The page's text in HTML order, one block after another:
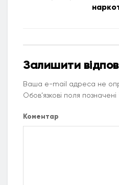
Залишити
Ваша e-mail адреса не
Обов’язкові поля позначені
Коментар